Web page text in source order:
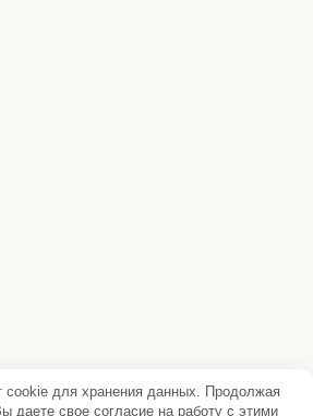
cookie для хранения данных. Продолжая
даете свое согласие на работу с этими